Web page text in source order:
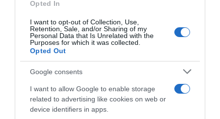
Opted In
I want to opt-out of Collection, Use,
Retention, Sale, and/or Sharing of my
Personal Data that Is Unrelated with the
Purposes for which it was collected.
Opted Out
Google consents
I want to allow Google to enable storage
related to advertising like cookies on web or
device identifiers in apps.
karácsonyfa,díszítés
Korábbi bejegyzések Következő bejegyzés
HASONLÓ BEJEGYZÉSEK